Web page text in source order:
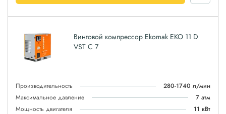
Винтовой компрессор Ekomak EKO 11 D
VST C 7
Производительность
280-1740 л/мин
Максимальное давление
7 атм
Мощность двигателя
11 кВт